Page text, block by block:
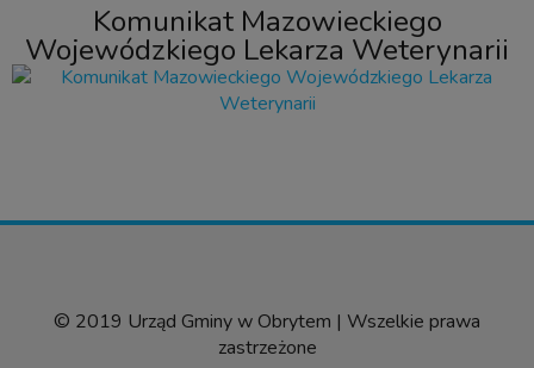
Komunikat Mazowieckiego
Wojewódzkiego Lekarza Weterynarii
© 2019 Urząd Gminy w Obrytem | Wszelkie prawa
zastrzeżone